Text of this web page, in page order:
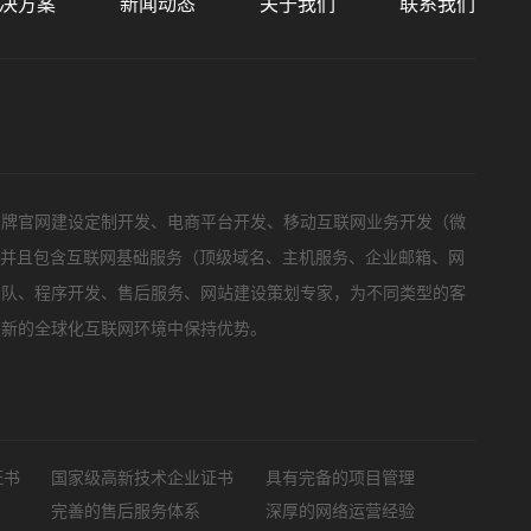
官网建设定制开发、电商平台开发、移动互联网业务开发（微
且包含互联网基础服务（顶级域名、主机服务、企业邮箱、网
、程序开发、售后服务、网站建设策划专家，为不同类型的客
的全球化互联网环境中保持优势。
国家级高新技术企业证书
具有完备的项目管理
完善的售后服务体系 深厚的网络运营经验